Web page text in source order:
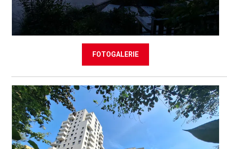
FOTOGALERIE